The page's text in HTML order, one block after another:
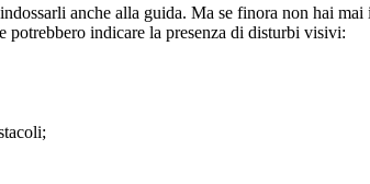
anche alla guida. Ma se finora non hai
indicare la presenza di disturbi visivi: